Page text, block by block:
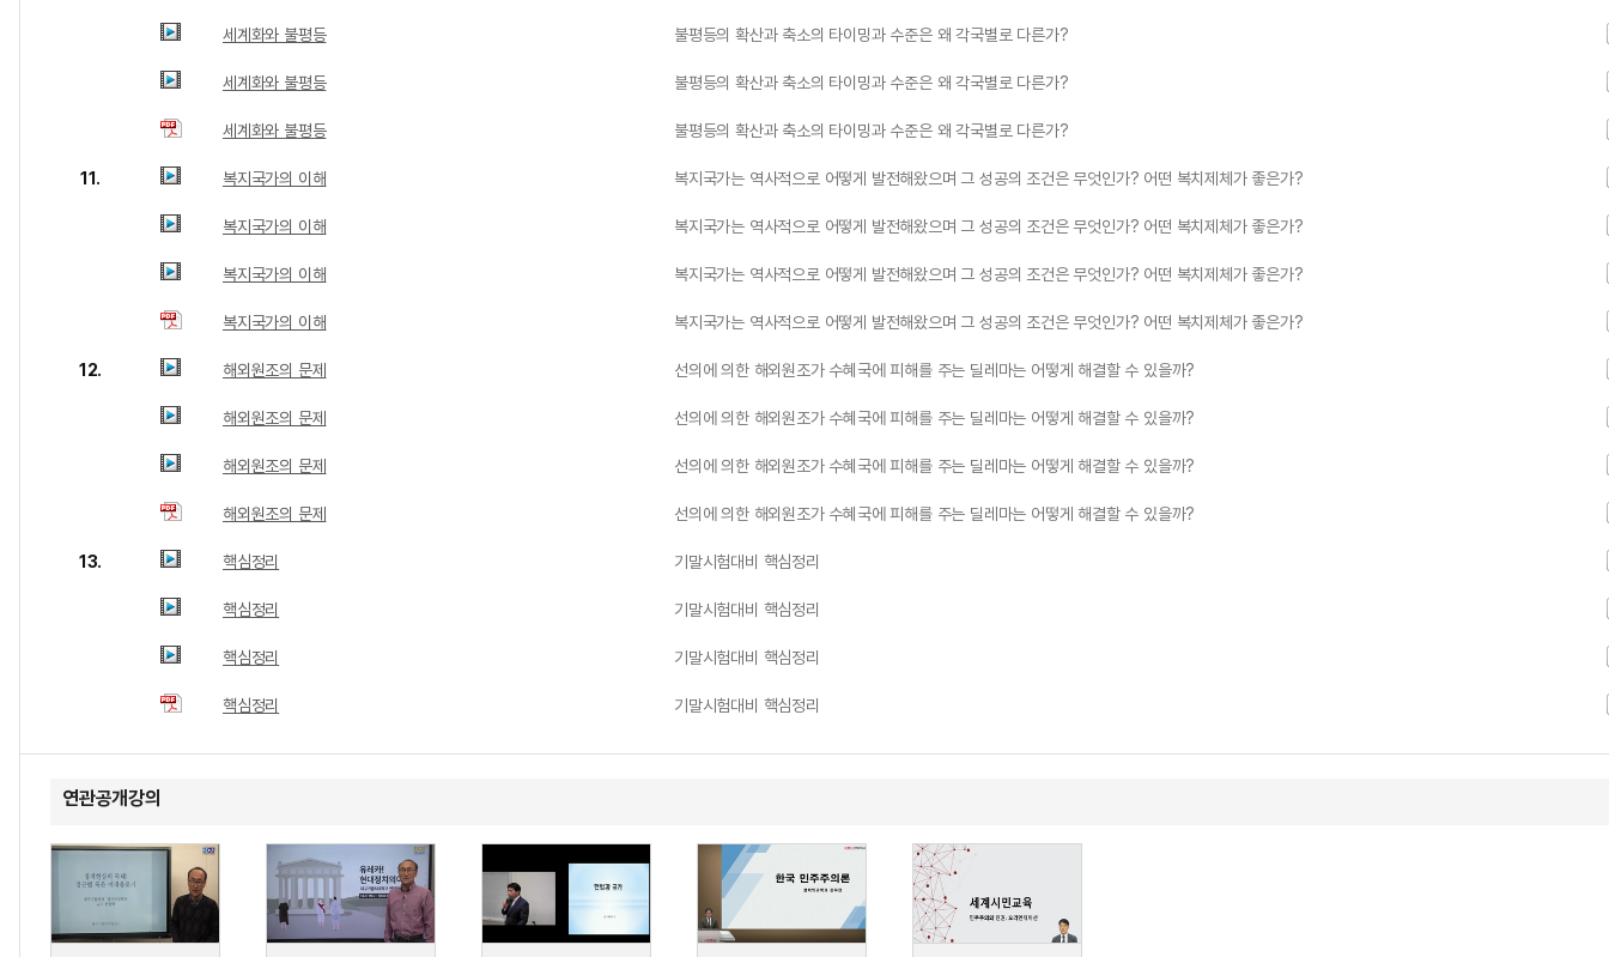
세계화와 불평등 불평등의 확산과 축소의 타이밍과 수준은 왜 각국별로 다른가?
세계화와 불평등 불평등의 확산과 축소의 타이밍과 수준은 왜 각국별로 다른가?
세계화와 불평등 불평등의 확산과 축소의 타이밍과 수준은 왜 각국별로 다른가?
11. 복지국가의 이해 복지국가는 역사적으로 어떻게 발전해왔으며 그 성공의 조건은 무엇인가? 어떤 복치제체가 좋은가?
복지국가의 이해 복지국가는 역사적으로 어떻게 발전해왔으며 그 성공의 조건은 무엇인가? 어떤 복치제체가 좋은가?
복지국가의 이해 복지국가는 역사적으로 어떻게 발전해왔으며 그 성공의 조건은 무엇인가? 어떤 복치제체가 좋은가?
복지국가의 이해 복지국가는 역사적으로 어떻게 발전해왔으며 그 성공의 조건은 무엇인가? 어떤 복치제체가 좋은가?
12. 해외원조의 문제 선의에 의한 해외원조가 수혜국에 피해를 주는 딜레마는 어떻게 해결할 수 있을까?
해외원조의 문제 선의에 의한 해외원조가 수혜국에 피해를 주는 딜레마는 어떻게 해결할 수 있을까?
해외원조의 문제 선의에 의한 해외원조가 수혜국에 피해를 주는 딜레마는 어떻게 해결할 수 있을까?
해외원조의 문제 선의에 의한 해외원조가 수혜국에 피해를 주는 딜레마는 어떻게 해결할 수 있을까?
13. 핵심정리 기말시험대비 핵심정리
핵심정리 기말시험대비 핵심정리
핵심정리 기말시험대비 핵심정리
핵심정리 기말시험대비 핵심정리
연관공개강의